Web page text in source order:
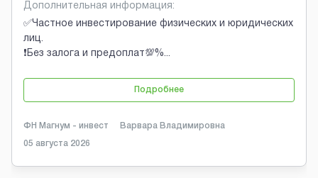
Дополнительная информация:
✅Частное инвестирование физических и юридических
лиц.
❗Без залога и предоплат💯%...
Подробнее
ФН Магнум - инвест Варвара Владимировна
05 августа 2026